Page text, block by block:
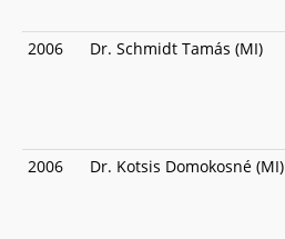
2006 Dr. Schmidt Tamás (MI)
2006 Dr. Kotsis Domokosné (MI)